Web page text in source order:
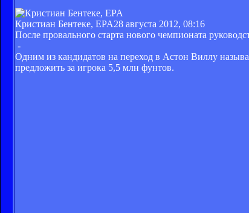
Кристиан Бентеке, EPA28 августа 2012, 08:16
После провального старта нового чемпионата
-
Одним из кандидатов на переход в Астон Виллу
предложить за игрока 5,5 млн фунтов.